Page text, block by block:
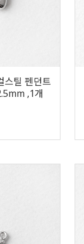
틸 펜던트
,1개